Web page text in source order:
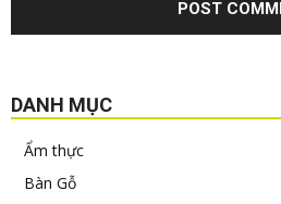
DANH MỤC
Ẩm thực
Bàn Gỗ